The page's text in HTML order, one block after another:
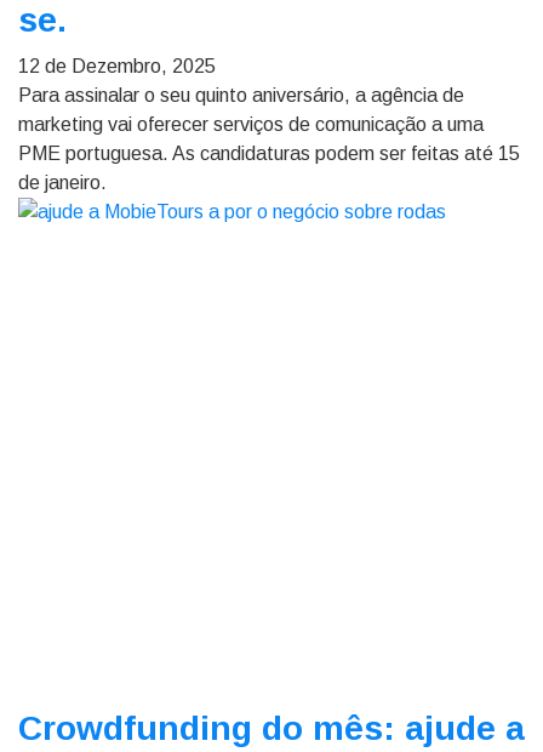
se.
12 de Dezembro, 2025
Para assinalar o seu quinto aniversário, a agência de
marketing vai oferecer serviços de comunicação a uma
PME portuguesa. As candidaturas podem ser feitas até 15
de janeiro.
Crowdfunding do mês: ajude a